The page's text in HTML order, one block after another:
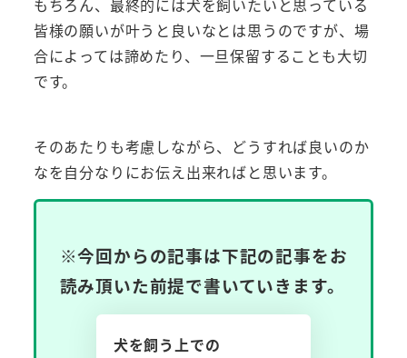
もちろん、最終的には犬を飼いたいと思っている
皆様の願いが叶うと良いなとは思うのですが、場
合によっては諦めたり、一旦保留することも大切
です。
そのあたりも考慮しながら、どうすれば良いのか
なを自分なりにお伝え出来ればと思います。
※今回からの記事は下記の記事をお
読み頂いた前提で書いていきます。
犬を飼う上での